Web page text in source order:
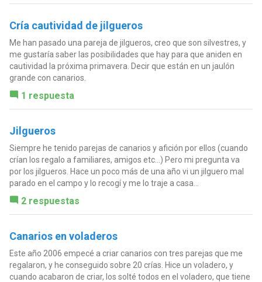
Cría cautividad de jilgueros
Me han pasado una pareja de jilgueros, creo que son silvestres, y
me gustaría saber las posibilidades que hay para que aniden en
cautividad la próxima primavera. Decir que están en un jaulón
grande con canarios.
1 respuesta
Jilgueros
Siempre he tenido parejas de canarios y afición por ellos (cuando
crían los regalo a familiares, amigos etc...) Pero mi pregunta va
por los jilgueros. Hace un poco más de una año vi un jilguero mal
parado en el campo y lo recogí y me lo traje a casa...
2 respuestas
Canarios en voladeros
Este año 2006 empecé a criar canarios con tres parejas que me
regalaron, y he conseguido sobre 20 crías. Hice un voladero, y
cuando acabaron de criar, los solté todos en el voladero, que tiene